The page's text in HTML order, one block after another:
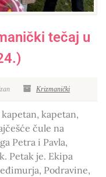
tečaj u
Krizmanički
kapetan,
čule na
Petra i Pavla,
Petak je. Ekipa
Podravine,